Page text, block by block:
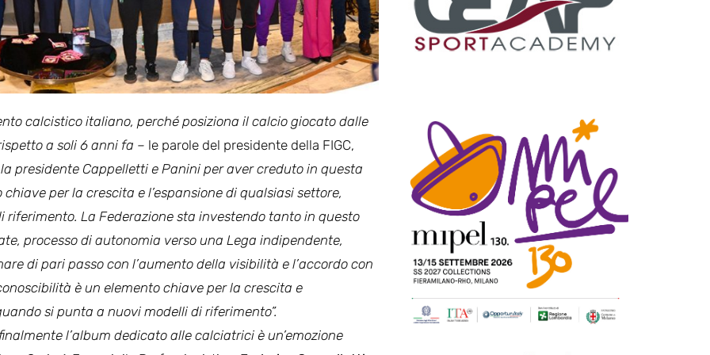
calcistico italiano, perché posiziona il calcio giocato dalle
a soli 6 anni fa – le parole del presidente della FIGC,
presidente Cappelletti e Panini per aver creduto in questa
per la crescita e l’espansione di qualsiasi settore,
La Federazione sta investendo tanto in questo
processo di autonomia verso una Lega indipendente,
di pari passo con l’aumento della visibilità e l’accordo con
è un elemento chiave per la crescita e
si punta a nuovi modelli di riferimento”.
l’album dedicato alle calciatrici è un’emozione